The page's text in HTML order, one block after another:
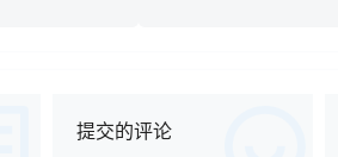
提交的评论